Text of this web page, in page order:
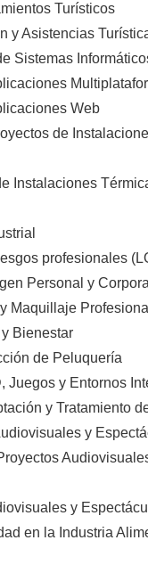
Turísticos
y Asistencias
Sistemas
Web
de
Instalaciones
profesionales
Personal y
Maquillaje Profesional
Bienestar
de Peluquería
Juegos y Entornos
y Tratamiento
y
y
en la Industria